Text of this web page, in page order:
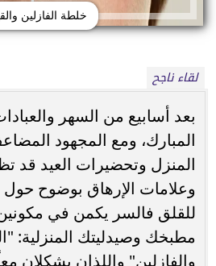
خلطة الفازلين
لقاء ناجح
بعد أسابيع من السهر
المبارك، ومع المجهود
المنزل وتحضيرات العيد قد
وعلامات الإرهاق بوضوح حول
للقلق فالسر يكمن في
مطبخك وصيدليتك المنزلية:
والفازلين" واللذان يشكلان معاً